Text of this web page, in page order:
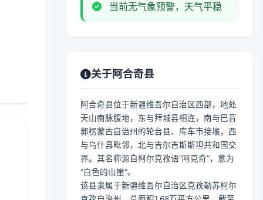
当前无气象预警，天气平稳
关于阿合奇县
阿合奇县位于新疆维吾尔自治区西部，地处
天山南脉腹地，东与拜城县相连，南与巴音
郭楞蒙古自治州的轮台县、库车市接壤，西
与乌什县毗邻，北与吉尔吉斯斯坦共和国交
界。其名称源自柯尔克孜语“阿克奇”，意为
“白色的山崖”。
该县隶属于新疆维吾尔自治区克孜勒苏柯尔